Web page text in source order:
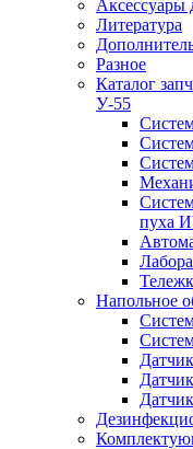
Аксессуары
Литература
Разное
Каталог
У-55
пуха
Напольное